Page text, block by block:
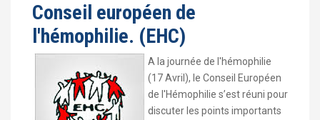
Conseil européen de
l'hémophilie. (EHC)
A la journée de l'hémophilie
(17 Avril), le Conseil Européen
de l'Hémophilie s’est réuni pour
discuter les points importants